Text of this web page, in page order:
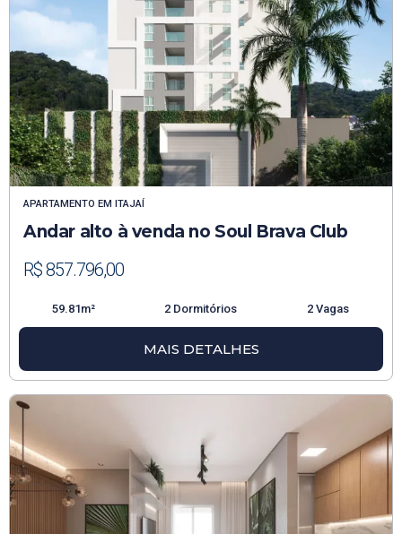
APARTAMENTO EM ITAJAÍ
Andar alto à venda no Soul Brava Club
R$ 857.796,00
59.81m² 2 Dormitórios 2 Vagas
MAIS DETALHES